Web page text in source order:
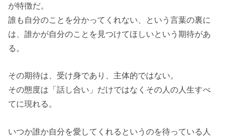
が特徴だ。
誰も自分のことを分かってくれない、という言葉の裏に
は、誰かが自分のことを見つけてほしいという期待があ
る。
その期待は、受け身であり、主体的ではない。
その態度は「話し合い」だけではなくその人の人生すべ
てに現れる。
いつか誰か自分を愛してくれるというのを待っている人